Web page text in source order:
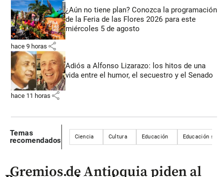
¿Aún no tiene plan? Conozca la programación
de la Feria de las Flores 2026 para este
miércoles 5 de agosto
hace 9 horas share
Adiós a Alfonso Lizarazo: los hitos de una
vida entre el humor, el secuestro y el Senado
hace 11 horas share
Temas
recomendados
Ciencia Cultura Educación Educación
Gremios de Antioquia piden al